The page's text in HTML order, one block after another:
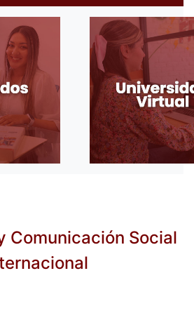
Comunicación Social